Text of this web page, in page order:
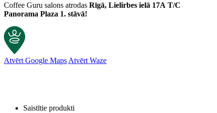
Coffee Guru salons atrodas Rīgā, Lielirbes ielā 17A T/C
Panorama Plaza 1. stāvā!
Atvērt Google MapsAtvērt Waze
Saistītie produkti